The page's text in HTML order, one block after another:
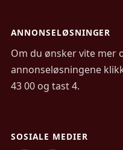
ANNONSELØSNINGER
Om du ønsker vite mer
annonseløsningene
43 00 og tast 4.
SOSIALE MEDIER